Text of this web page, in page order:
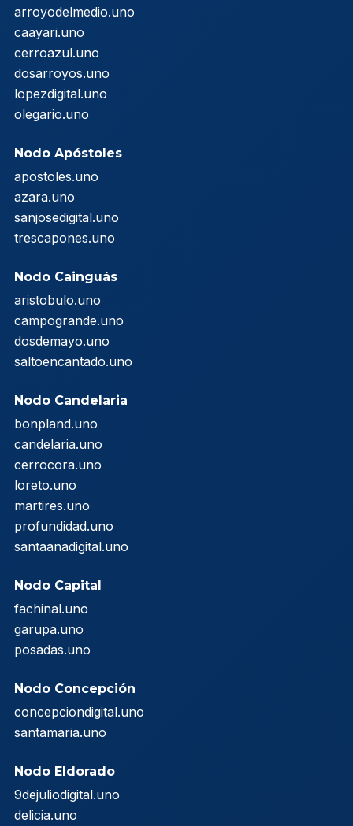
arroyodelmedio.uno
caayari.uno
cerroazul.uno
dosarroyos.uno
lopezdigital.uno
olegario.uno
Nodo Apóstoles
apostoles.uno
azara.uno
sanjosedigital.uno
trescapones.uno
Nodo Cainguás
aristobulo.uno
campogrande.uno
dosdemayo.uno
saltoencantado.uno
Nodo Candelaria
bonpland.uno
candelaria.uno
cerrocora.uno
loreto.uno
martires.uno
profundidad.uno
santaanadigital.uno
Nodo Capital
fachinal.uno
garupa.uno
posadas.uno
Nodo Concepción
concepciondigital.uno
santamaria.uno
Nodo Eldorado
9dejuliodigital.uno
delicia.uno